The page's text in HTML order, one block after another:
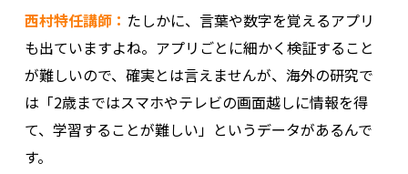
西村特任講師： たしかに、言葉や数字を覚えるアプリ
も出ていますよね。アプリごとに細かく検証すること
が難しいので、確実とは言えませんが、海外の研究で
は「2歳まではスマホやテレビの画面越しに情報を得
て、学習することが難しい」というデータがあるんで
す。